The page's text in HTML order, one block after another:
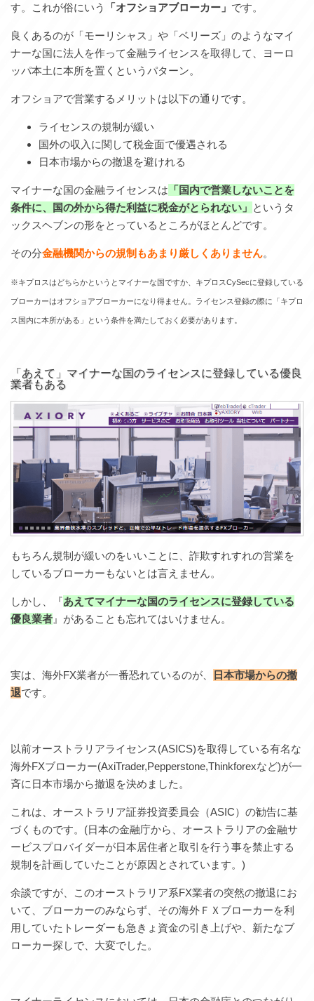
す。これが俗にいう
「オフショアブローカー」 です。
良くあるのが「モーリシャス」や「ベリーズ」のようなマイ
ナーな国に法人を作って金融ライセンスを取得して、ヨーロ
ッパ本土に本所を置くというパターン。
オフショアで営業するメリットは以下の通りです。
ライセンスの規制が緩い
国外の収入に関して税金面で優遇される
日本市場からの撤退を避けれる
マイナーな国の金融ライセンスは 「国内で営業しないことを
条件に、国の外から得た利益に税金がとられない 」 というタ
ックスヘブンの形をとっているところがほとんどです。
その分金融機関からの規制もあまり厳しくありません。
※キプロスはどちらかというとマイナーな国ですか、キプロスCySecに登録している
ブローカーはオフショアブローカーになり得ません。ライセンス登録の際に「キプロ
ス国内に本所がある」という条件を満たしておく必要があります。
「あえて」マイナーな国のライセンスに登録している優良
業者もある
もちろん規制が緩いのをいいことに、詐欺すれすれの営業を
しているブローカーもないとは言えません。
しかし、『あえてマイナーな国のライセンスに登録している
優良業者 』があることも忘れてはいけません。
実は、海外FX業者が一番恐れているのが、
日本市場からの撤
退です。
以前オーストラリアライセンス(ASICS)を取得している有名な
海外FXブローカー(AxiTrader,Pepperstone,Thinkforexなど)が一
斉に日本市場から撤退を決めました。
これは、オーストラリア証券投資委員会（ASIC）の勧告に基
づくものです。(日本の金融庁から、オーストラリアの金融サ
ービスプロバイダーが日本居住者と取引を行う事を禁止する
規制を計画していたことが原因とされています。)
余談ですが、このオーストラリア系FX業者の突然の撤退にお
いて、ブローカーのみならず、その海外ＦＸブローカーを利
用していたトレーダーも急きょ資金の引き上げや、新たなブ
ローカー探しで、大変でした。